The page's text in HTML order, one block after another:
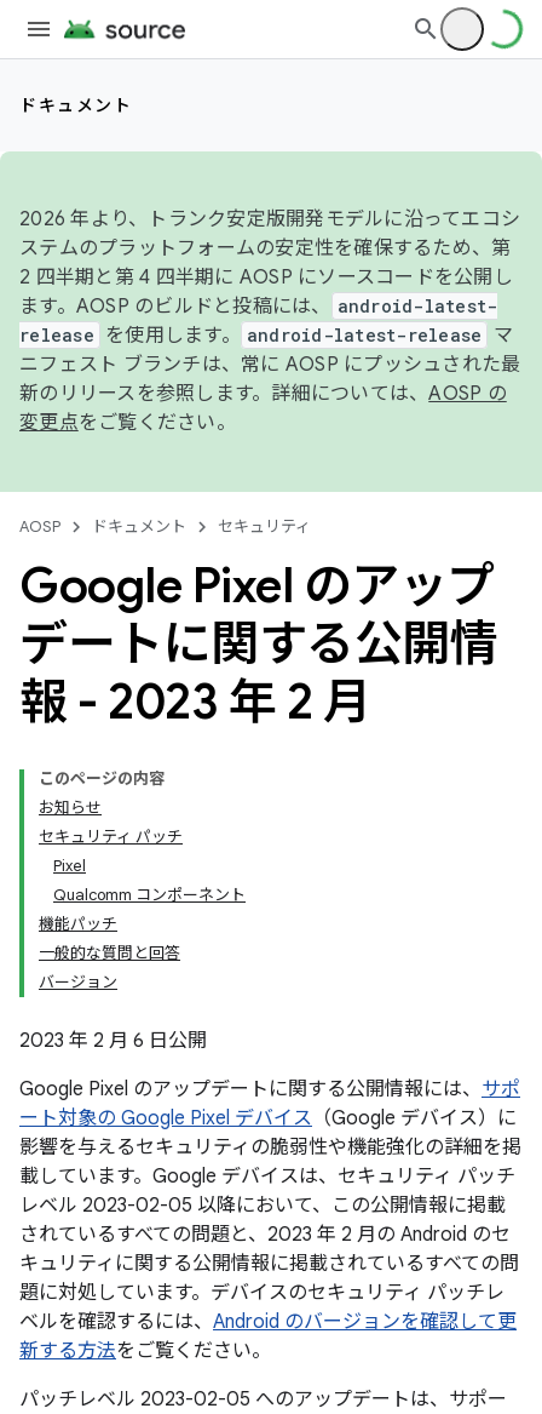
ドキュメント
2026 年より、トランク安定版開発モデルに沿ってエコシ
ステムのプラットフォームの安定性を確保するため、第
2 四半期と第 4 四半期に AOSP にソースコードを公開し
ます。AOSP のビルドと投稿には、
android-latest-
release
を使用します。 android-latest-release
マ
ニフェスト ブランチは、常に AOSP にプッシュされた最
新のリリースを参照します。詳細については、AOSP の
変更点をご覧ください。
AOSP ドキュメント セキュリティ
Google Pixel のアップ
デートに関する公開情
報 - 2023 年 2 月
このページの内容
お知らせ
セキュリティ パッチ
Pixel
Qualcomm コンポーネント
機能パッチ
一般的な質問と回答
バージョン
2023 年 2 月 6 日公開
Google Pixel のアップデートに関する公開情報には、 サポ
ート対象の Google Pixel デバイス （Google デバイス）に
影響を与えるセキュリティの脆弱性や機能強化の詳細を掲
載しています。Google デバイスは、セキュリティ パッチ
レベル 2023-02-05 以降において、この公開情報に掲載
されているすべての問題と、2023 年 2 月の Android のセ
キュリティに関する公開情報に掲載されているすべての問
題に対処しています。デバイスのセキュリティ パッチレ
ベルを確認するには、 Android のバージョンを確認して更
新する方法をご覧ください。
パッチレベル 2023-02-05 へのアップデートは、サポー